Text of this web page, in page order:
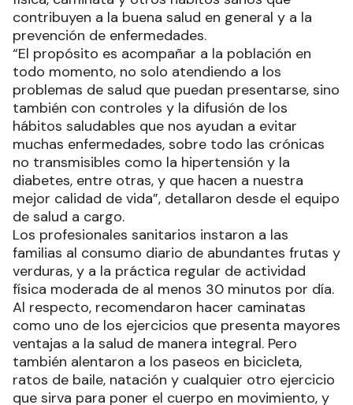
Asimismo, se hace la entrega de folletos y
materiales gráficos sobre temas como
alimentación saludable, beneficios de la actividad
física, caminata y otros hábitos sanos que
contribuyen a la buena salud en general y a la
prevención de enfermedades.
“El propósito es acompañar a la población en
todo momento, no solo atendiendo a los
problemas de salud que puedan presentarse, sino
también con controles y la difusión de los
hábitos saludables que nos ayudan a evitar
muchas enfermedades, sobre todo las crónicas
no transmisibles como la hipertensión y la
diabetes, entre otras, y que hacen a nuestra
mejor calidad de vida”, detallaron desde el equipo
de salud a cargo.
Los profesionales sanitarios instaron a las
familias al consumo diario de abundantes frutas y
verduras, y a la práctica regular de actividad
física moderada de al menos 30 minutos por día.
Al respecto, recomendaron hacer caminatas
como uno de los ejercicios que presenta mayores